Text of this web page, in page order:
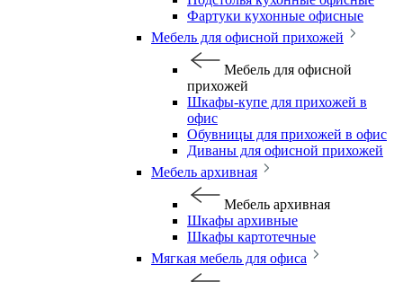
Фартуки кухонные офисные
Мебель для офисной прихожей
Мебель для офисной
прихожей
Шкафы-купе для прихожей в
офис
Обувницы для прихожей в офис
Диваны для офисной прихожей
Мебель архивная
Мебель архивная
Шкафы архивные
Шкафы картотечные
Мягкая мебель для офиса